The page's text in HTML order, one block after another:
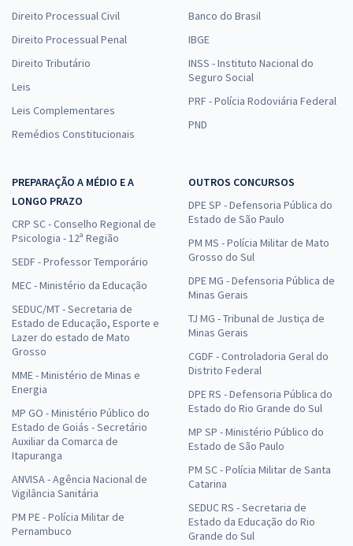
Direito Processual Civil
Direito Processual Penal
Direito Tributário
Leis
Leis Complementares
Remédios Constitucionais
Banco do Brasil
IBGE
INSS - Instituto Nacional do
Seguro Social
PRF - Polícia Rodoviária Federal
PND
PREPARAÇÃO A MÉDIO E A
LONGO PRAZO
CRP SC - Conselho Regional de
Psicologia - 12ª Região
SEDF - Professor Temporário
MEC - Ministério da Educação
SEDUC/MT - Secretaria de
Estado de Educação, Esporte e
Lazer do estado de Mato
Grosso
MME - Ministério de Minas e
Energia
MP GO - Ministério Público do
Estado de Goiás - Secretário
Auxiliar da Comarca de
Itapuranga
ANVISA - Agência Nacional de
Vigilância Sanitária
PM PE - Polícia Militar de
Pernambuco
OUTROS CONCURSOS
DPE SP - Defensoria Pública do
Estado de São Paulo
PM MS - Polícia Militar de Mato
Grosso do Sul
DPE MG - Defensoria Pública de
Minas Gerais
TJ MG - Tribunal de Justiça de
Minas Gerais
CGDF - Controladoria Geral do
Distrito Federal
DPE RS - Defensoria Pública do
Estado do Rio Grande do Sul
MP SP - Ministério Público do
Estado de São Paulo
PM SC - Polícia Militar de Santa
Catarina
SEDUC RS - Secretaria de
Estado da Educação do Rio
Grande do Sul